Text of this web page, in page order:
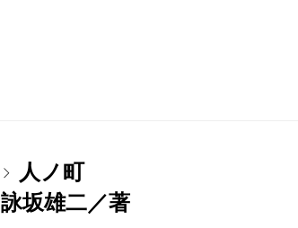
人ノ町
詠坂雄二／著